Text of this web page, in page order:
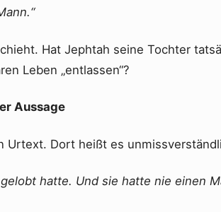
Hat Jephtah seine Tochter
Leben „entlassen“?
Aussage
Urtext. Dort heißt es
hatte. Und sie hatte nie einen